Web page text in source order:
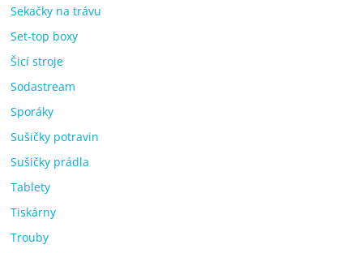
Sekačky na trávu
Set-top boxy
Šicí stroje
Sodastream
Sporáky
Sušičky potravin
Sušičky prádla
Tablety
Tiskárny
Trouby